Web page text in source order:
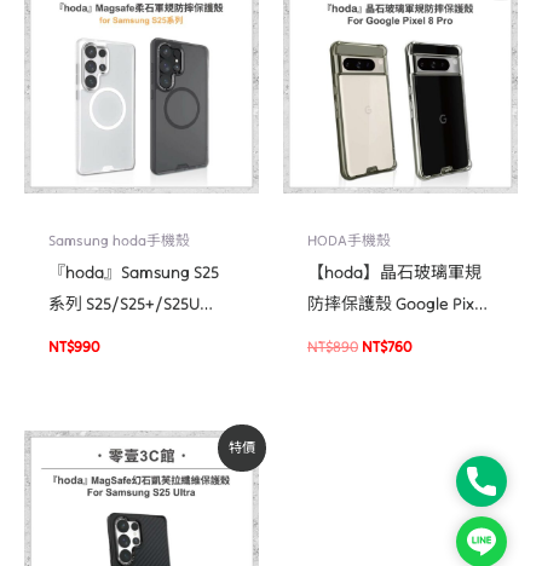
Samsung hoda手機殼
『hoda』Samsung S25
系列 S25/S25+/S25U
Magsafe柔石軍規防摔保
NT$990
HODA手機殼
【hoda】晶石玻璃軍規
防摔保護殼 Google Pixel
8 Pro
NT$890
價
格：
NT$890。
NT$760
價
格：
NT$760。
特價
原
始
價
格：
NT$1,390。
目
前
價
格：
NT$1,180。
Phone
Line